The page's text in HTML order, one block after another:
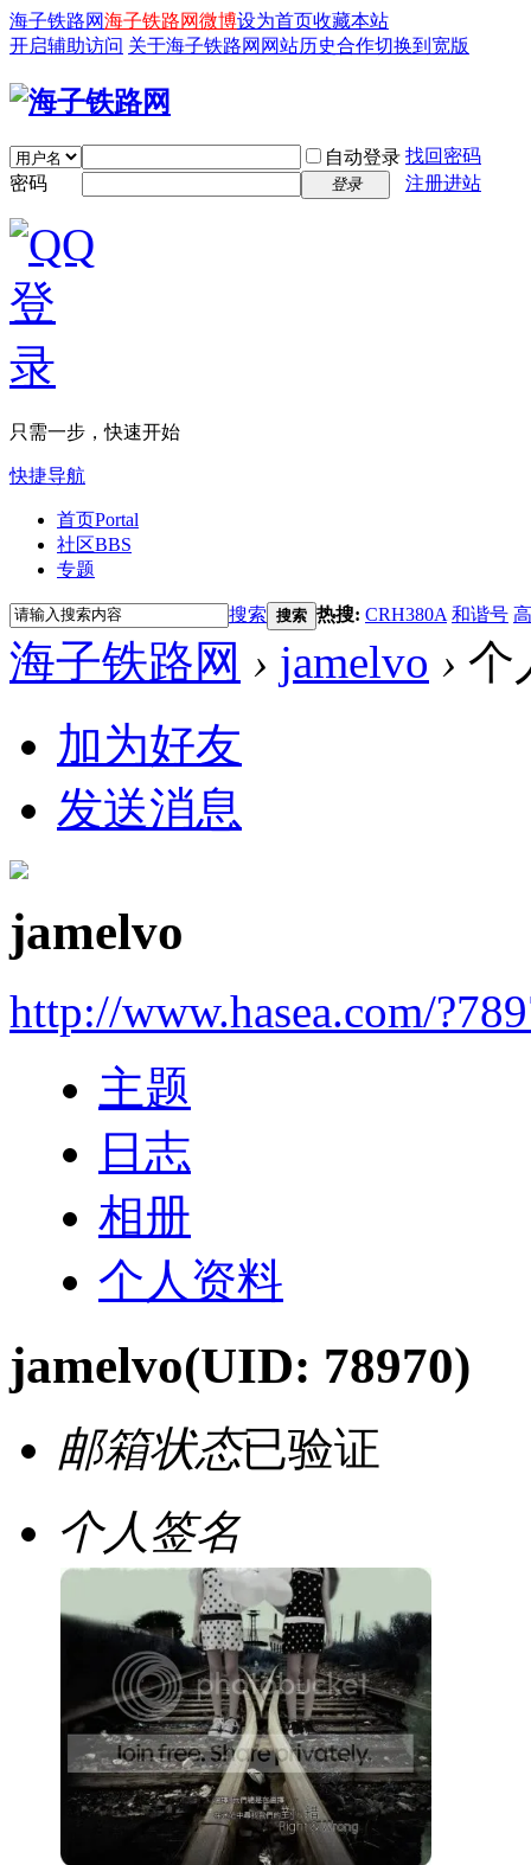
海子铁路网海子铁路网微博设为首页收藏本站
开启辅助访问 关于海子铁路网 网站历史合作切换到宽版
自动登录 找回密码
密码
登录 注册进站
只需一步，快速开始
快捷导航
首页Portal
社区BBS
专题
搜索 搜索 热搜: CRH380A 和谐号
海子铁路网 › jamelvo › 个
加为好友
发送消息
jamelvo
http://www.hasea.com/
主题
日志
相册
个人资料
jamelvo(UID: 78970)
邮箱状态已验证
个人签名